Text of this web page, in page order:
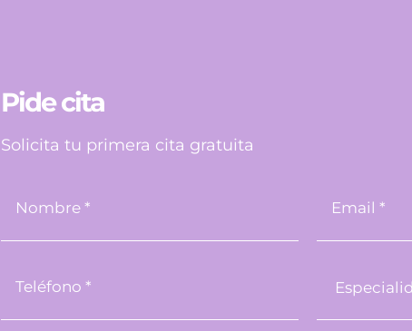
Pide cita
Solicita tu primera cita gratuita